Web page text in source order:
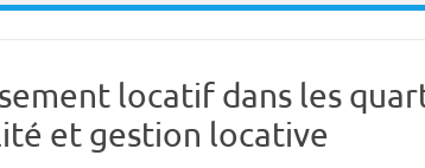
locatif dans les
et gestion locative